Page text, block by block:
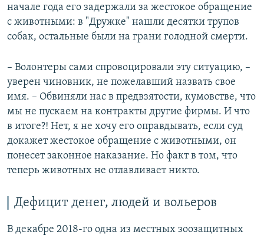
начале года его задержали за жестокое обращение
с животными: в "Дружке" нашли десятки трупов
собак, остальные были на грани голодной смерти.
– Волонтеры сами спровоцировали эту ситуацию, –
уверен чиновник, не пожелавший назвать свое
имя. – Обвиняли нас в предвзятости, кумовстве, что
мы не пускаем на контракты другие фирмы. И что
в итоге?! Нет, я не хочу его оправдывать, если суд
докажет жестокое обращение с животными, он
понесет законное наказание. Но факт в том, что
теперь животных не отлавливает никто.
Дефицит денег, людей и вольеров
В декабре 2018-го одна из местных зоозащитных